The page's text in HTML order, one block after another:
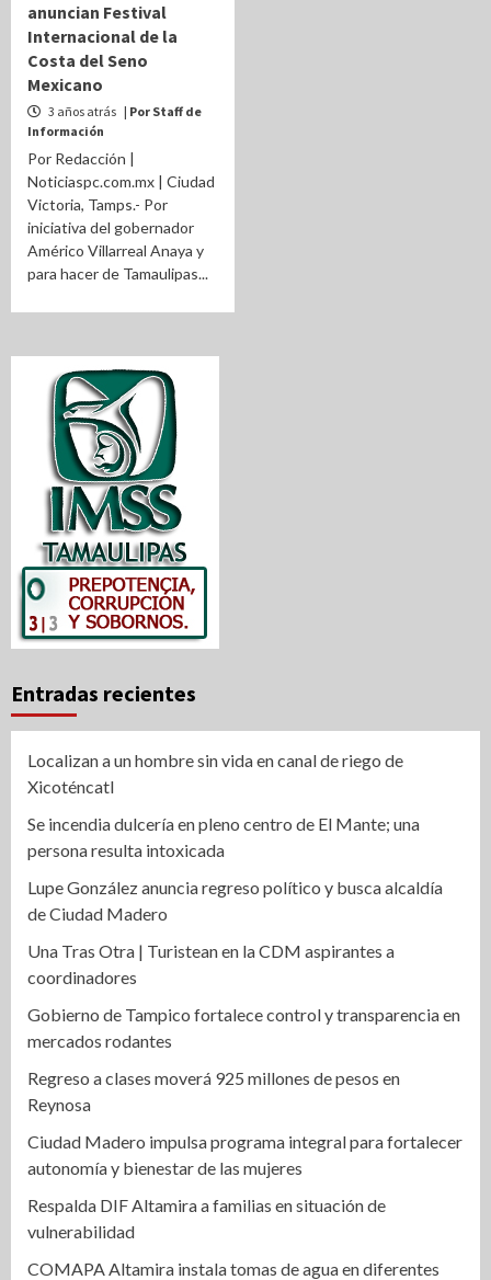
anuncian Festival
Internacional de la
Costa del Seno
Mexicano
3 años atrás | Por Staff de
Información
Por Redacción |
Noticiaspc.com.mx | Ciudad
Victoria, Tamps.- Por
iniciativa del gobernador
Américo Villarreal Anaya y
para hacer de Tamaulipas...
Entradas recientes
Localizan a un hombre sin vida en canal de riego de
Xicoténcatl
Se incendia dulcería en pleno centro de El Mante; una
persona resulta intoxicada
Lupe González anuncia regreso político y busca alcaldía
de Ciudad Madero
Una Tras Otra | Turistean en la CDM aspirantes a
coordinadores
Gobierno de Tampico fortalece control y transparencia en
mercados rodantes
Regreso a clases moverá 925 millones de pesos en
Reynosa
Ciudad Madero impulsa programa integral para fortalecer
autonomía y bienestar de las mujeres
Respalda DIF Altamira a familias en situación de
vulnerabilidad
COMAPA Altamira instala tomas de agua en diferentes